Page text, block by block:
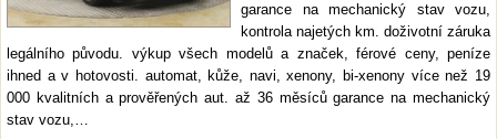
garance na mechanický stav vozu,
kontrola najetých km. doživotní záruka
legálního původu. výkup všech modelů a značek, férové ceny, peníze
ihned a v hotovosti. automat, kůže, navi, xenony, bi-xenony více než 19
000 kvalitních a prověřených aut. až 36 měsíců garance na mechanický
stav vozu,…